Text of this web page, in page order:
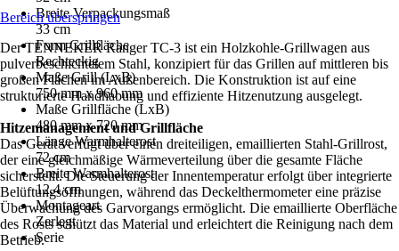
Breite Verpackungsmaß
33 cm
Form Grillfläche
Rechteckig
Maße Grill (LxB)
750 mm x 960 mm
Maße Grillfläche (LxB)
480 mm x 720 mm
Länge Warmhalterost
72 cm
Breite Warmhalterost
12,4 cm
Montageart
Zerlegt
Serie
Bereich überspringen
Der TENNEKER Ranger TC-3 ist ein Holzkohle-Grillwagen aus
pulverbeschichtetem Stahl, konzipiert für das Grillen auf mittleren bis
großen Flächen im Außenbereich. Die Konstruktion ist auf eine
strukturierte Handhabung und effiziente Hitzenutzung ausgelegt.
Hitzemanagement und Grillfläche
Das Gerät verfügt über einen dreiteiligen, emaillierten Stahl-Grillrost,
der eine gleichmäßige Wärmeverteilung über die gesamte Fläche
sicherstellt. Die Steuerung der Innentemperatur erfolgt über integrierte
Belüftungsöffnungen, während das Deckelthermometer eine präzise
Überwachung des Garvorgangs ermöglicht. Die emaillierte Oberfläche
des Rosts schützt das Material und erleichtert die Reinigung nach dem
Betrieb.